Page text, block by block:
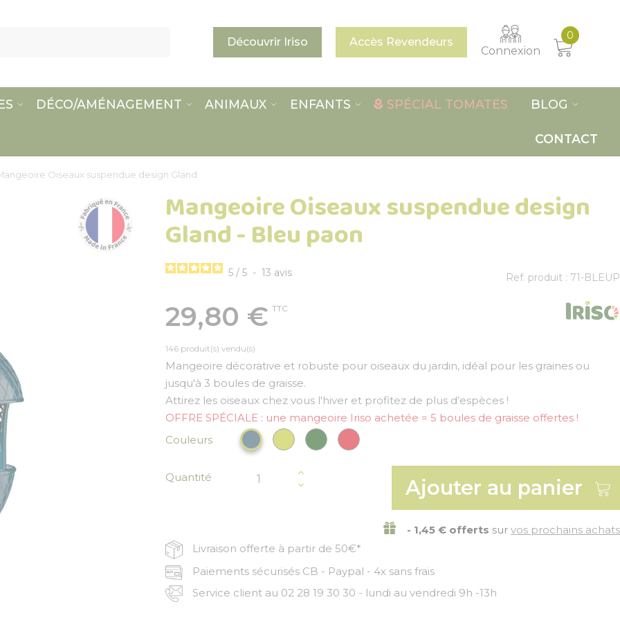
Découvrir Iriso Accès Revendeurs
Connexion
0
DÉCO/AMÉNAGEMENT ANIMAUX ENFANTS SPÉCIAL TOMATES BLOG
CONTACT
Oiseaux suspendue design Gland
Mangeoire Oiseaux suspendue design
Gland - Bleu paon
5 / 5 - 13 avis Ref. produit : 71-BLEUP
29,80 € TTC
146 produit(s) vendu(s)
Mangeoire décorative et robuste pour oiseaux du jardin, idéal pour les graines ou
jusqu'à 3 boules de graisse.
Attirez les oiseaux chez vous l'hiver et profitez de plus d’espèces !
OFFRE SPÉCIALE : une mangeoire Iriso achetée = 5 boules de graisse offertes !
Couleurs
Bleu paonVert anisVert FoncéRouge
Quantité Ajouter au panier
- 1,45 € offerts sur vos prochains achats
Livraison offerte à partir de 50€*
Paiements sécurisés CB - Paypal - 4x sans frais
Service client au 02 28 19 30 30 - lundi au vendredi 9h -13h